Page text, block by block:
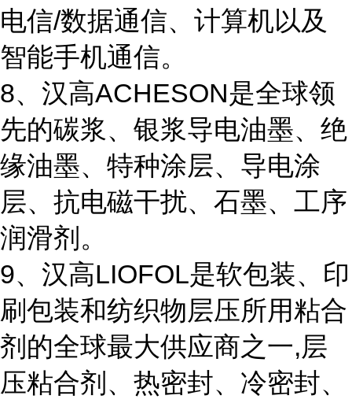
电信/数据通信、计算机以及
智能手机通信。
8、汉高ACHESON是全球领
先的碳浆、银浆导电油墨、绝
缘油墨、特种涂层、导电涂
层、抗电磁干扰、石墨、工序
润滑剂。
9、汉高LIOFOL是软包装、印
刷包装和纺织物层压所用粘合
剂的全球最大供应商之一,层
压粘合剂、热密封、冷密封、